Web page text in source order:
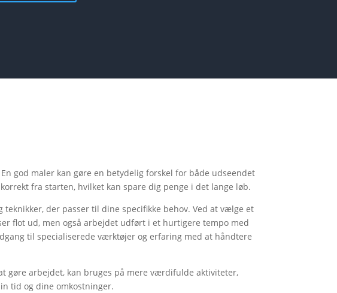
god maler kan gøre en betydelig forskel for både udseendet
fra starten, hvilket kan spare dig penge i det lange løb.
der passer til dine specifikke behov. Ved at vælge et
flot ud, men også arbejdet udført i et hurtigere tempo med
til specialiserede værktøjer og erfaring med at håndtere
gøre arbejdet, kan bruges på mere værdifulde aktiviteter,
tid og dine omkostninger.